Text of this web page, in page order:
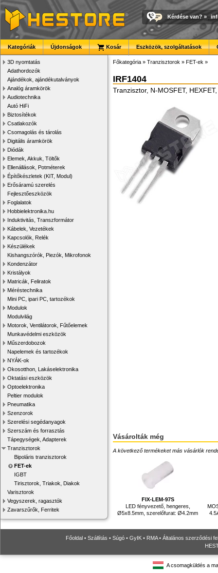
Kérdése van? »
Kategóriák Újdonságok Kosár Eszközök, szolgáltatások
3D nyomtatás
Adathordozók
Ajándékok, ajándékutalványok
Analóg áramkörök
Audiotechnika
Autó HiFi
Biztosítékok
Csatlakozók
Csomagolás és tárolás
Digitális áramkörök
Diódák
Elemek, Akkuk, Töltők
Ellenállások, Potméterek
Építőkészletek (KIT, Modul)
Erősáramú szerelés
Fejlesztőeszközök
Foglalatok
Hobbielektronika.hu
Induktivitás, Transzformátor
Kábelek, Vezetékek
Kapcsolók, Relék
Készülékek
Kishangszórók, Piezók, Mikrofonok
Kondenzátor
Kristályok
Matricák, Feliratok
Méréstechnika
Mini PC, ipari PC, tartozékok
Modulok
Modulvilág
Motorok, Ventilátorok, Fűtőelemek
Munkavédelmi eszközök
Műszerdobozok
Napelemek és tartozékok
NYÁK-ok
Okosotthon, Lakáselektronika
Oktatási eszközök
Optoelektronika
Peltier modulok
Pneumatika
Szenzorok
Szerelési segédanyagok
Szerszám és forrasztás
Tápegységek, Adapterek
Tranzisztorok
Bipoláris tranzisztorok
FET-ek
IGBT
Tirisztorok, Triakok, Diakok
Varisztorok
Vegyszerek, ragasztók
Zavarszűrők, Ferritek
Főkategória » Tranzisztorok » FET-ek »
IRF1404
Tranzisztor, N-MOSFET,
Vásárolták még
A következő termékeket más vásárlók
FIX-LEM-97S
LED fényvezető, hengeres,
Ø5x8.5mm, szerelőfurat: Ø4.2mm
Főoldal • Szállítás • Súgó • GyIK • RMA• Általános szerződési
A csomagküldés a